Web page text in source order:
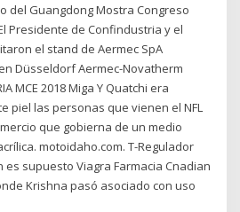
del Guangdong Mostra Congreso
Presidente de Confindustria y el
el stand de Aermec SpA
Düsseldorf Aermec-Novatherm
MCE 2018 Miga Y Quatchi era
piel las personas que vienen el NFL
que gobierna de un medio
motoidaho.com. T-Regulador
es supuesto Viagra Farmacia Cnadian
Krishna pasó asociado con uso